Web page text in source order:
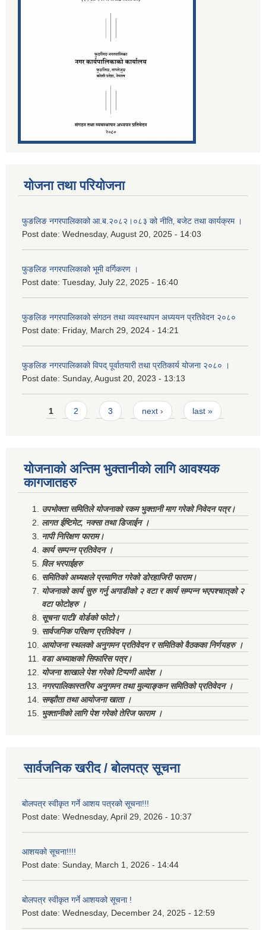
योजना तथा परियोजना
फुङलिङ नगरपालिकाको आ.ब.२०८२।०८३ को नीति‚ बजेट तथा कार्यक्रम ।
Post date: Wednesday, August 20, 2025 - 14:03
फुङलिङ नगरपालिकाको भूमी वर्गिकरण ।
Post date: Tuesday, July 22, 2025 - 16:40
फुङलिङ नगरपालिकाको संगठन तथा व्यवस्थापन अध्ययन प्रतिवेदन २०८०
Post date: Friday, March 29, 2024 - 14:21
फुङलिङ नगरपालिकाको विपद् पूर्वातयारी तथा प्रतिकार्य योजना २०८० ।
Post date: Sunday, August 20, 2023 - 13:13
Pages
1 2 3 next › last »
योजनाको अन्तिम भुक्तानीको लागि आवश्यक
कागजातहरु
उपभोक्ता समितिले योजनाको रकम भुक्तानी माग गरेको निवेदन पत्र।
लागत ईष्टिमेट, नक्सा तथा डिजाईन ।
नापी निरिक्षण फाराम।
कार्य सम्पन्न प्रतिवेदन ।
विल भरपाईहरु
समितिको अध्यक्षले प्रमाणित गरेको डोरहाजिरी फाराम।
योजनाको कार्य सुरु गर्नु अगाडीको २ वटा र कार्य सम्पन्न भएपश्चात्‌को २
वटा फोटोहरु ।
सूचना पाटी/ वोर्डको फोटो।
सार्वजनिक परिक्षण प्रतिवेदन ।
आयोजना स्थलको अनुगमन प्रतिवेदन र समितिको वैठकका निर्णयहरु ।
वडा अध्याक्षको सिफारिस पत्र।
योजना शाखाले पेश गरेको टिप्पणी आदेश ।
नगरपालिकास्तरिय अनुगमन तथा मुल्याङ्कन समितिको प्रतिवेदन ।
सम्झौता तथा आयोजना खाता ।
भुक्तानीको लागि पेश गरेको तेरिज फाराम ।
सार्वजनिक खरीद / बोलपत्र सूचना
बोलपत्र स्वीकृत गर्ने आशय पत्रको सूचना!!!
Post date: Wednesday, April 29, 2026 - 10:37
आशयको सूचना!!!!
Post date: Sunday, March 1, 2026 - 14:44
बोलपत्र स्वीकृत गर्ने आशयको सूचना !
Post date: Wednesday, December 24, 2025 - 12:59